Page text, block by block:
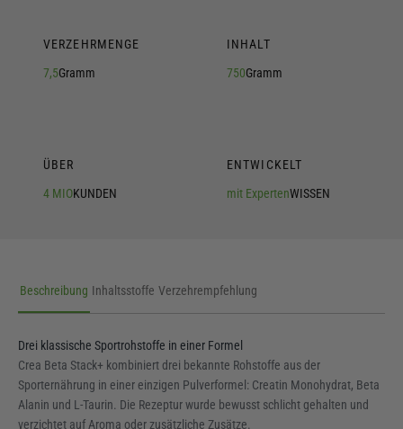
VERZEHRMENGE
7,5Gramm
INHALT
750Gramm
ÜBER
4 MIOKUNDEN
ENTWICKELT
mit ExpertenWISSEN
Beschreibung Inhaltsstoffe Verzehrempfehlung
Drei klassische Sportrohstoffe in einer Formel
Crea Beta Stack+ kombiniert drei bekannte Rohstoffe aus der
Sporternährung in einer einzigen Pulverformel: Creatin Monohydrat, Beta
Alanin und L-Taurin. Die Rezeptur wurde bewusst schlicht gehalten und
verzichtet auf Aroma oder zusätzliche Zusätze.